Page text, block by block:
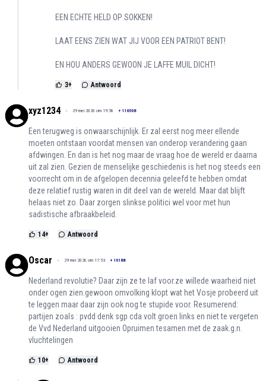
EEN ECHTE HELD OP SOKKEN!
LAAT EENS ZIEN WAT JIJ VOOR EEN PATRIOT BENT!
EN HOU ANDERS GEWOON JE LAFFE MUIL DICHT!
3+ Antwoord
xyz1234 29 mei 2026 om 19:58 + 116508
Een terugweg is onwaarschijnlijk. Er zal eerst nog meer ellende
moeten ontstaan voordat mensen van onderop verandering gaan
afdwingen. En dan is het nog maar de vraag hoe de wereld er daarna
uit zal zien. Gezien de menselijke geschiedenis is het nog steeds een
voorrecht om in de afgelopen decennia geleefd te hebben omdat
deze relatief rustig waren in dit deel van de wereld. Maar dat blijft
helaas niet zo. Daar zorgen slinkse politici wel voor met hun
sadistische afbraakbeleid.
14+ Antwoord
Oscar 29 mei 2026 om 17:53 + 10188
Nederland revolutie? Daar zijn ze te laf voor.ze willede waarheid niet
onder ogen zien.gewoon omvolking klopt wat het Vosje probeerd uit
te leggen maar daar zijn ook nog te stupide voor. Resumerend:
partijen zoals : pvdd denk sgp cda volt groen̈ links en niet te vergeten
de Vvd Nederland uitgooien Opruimen tesamen met de zaak.g.n.
vluchtelingen
10+ Antwoord